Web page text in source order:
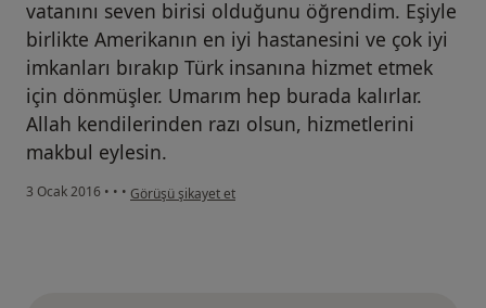
vatanını seven birisi olduğunu öğrendim. Eşiyle
birlikte Amerikanın en iyi hastanesini ve çok iyi
imkanları bırakıp Türk insanına hizmet etmek
için dönmüşler. Umarım hep burada kalırlar.
Allah kendilerinden razı olsun, hizmetlerini
makbul eylesin.
3 Ocak 2016 • • • kullanıcının görüşüne göre he...i
Görüşü şikayet et